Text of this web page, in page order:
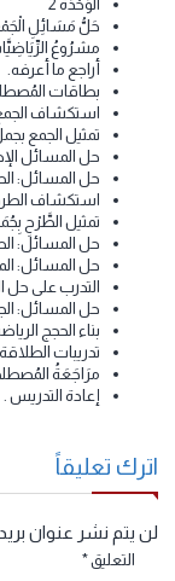
البحث عن البنية
تدريبات الطلاقة .
مراجعة
إعادة التدريس .
تقويم.
تقويم الأداء .
الْوَحْدَةُ 2
حَلُّ مَسَائِلِ الْجَمْعِ
مشرُوعُ الرِّيَاضِيَّاتِ
أراجع ما أعرفه.
بطاقات
استكشاف الجمع .
تمثيل الجمع بجملٍ
حل المسائل
حل المسائل: الصم
استكشاف الطرح.
تمثيل الطَّرْحِ بِجُمَلٍ
حل المسائل: الطرح.
التدرب على حل
حل المسائل: الجمع
بناء الحجج الرياضية
مرَاجَعَةُ
إعادة التدريس .